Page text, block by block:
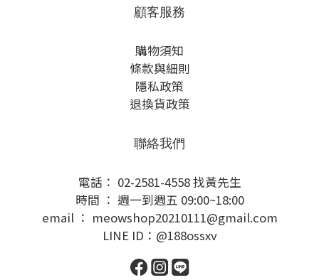
顧客服務
購物須知
條款與細則
隱私政策
退換貨政策
聯絡我們
電話： 02-2581-4558 找黃先生
時間 ： 週一到週五 09:00~18:00
email ： meowshop20210111@gmail.com
LINE ID：@188ossxv